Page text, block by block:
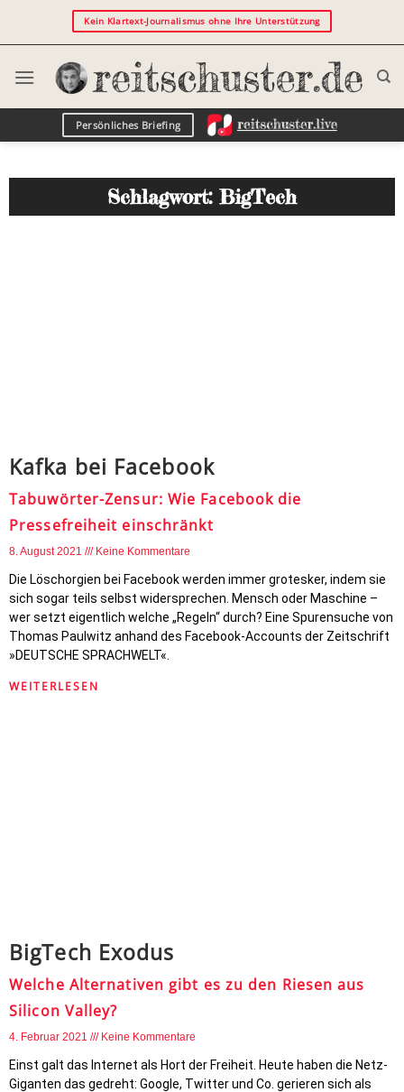
Kein Klartext-Journalismus ohne Ihre Unterstützung
Persönliches Briefing
Schlagwort: BigTech
Kafka bei Facebook
Tabuwörter-Zensur: Wie Facebook die
Pressefreiheit einschränkt
8. August 2021 Keine Kommentare
Die Löschorgien bei Facebook werden immer grotesker, indem sie
sich sogar teils selbst widersprechen. Mensch oder Maschine –
wer setzt eigentlich welche „Regeln“ durch? Eine Spurensuche von
Thomas Paulwitz anhand des Facebook-Accounts der Zeitschrift
»DEUTSCHE SPRACHWELT«.
WEITERLESEN
BigTech Exodus
Welche Alternativen gibt es zu den Riesen aus
Silicon Valley?
4. Februar 2021 Keine Kommentare
Einst galt das Internet als Hort der Freiheit. Heute haben die Netz-
Giganten das gedreht: Google, Twitter und Co. gerieren sich als